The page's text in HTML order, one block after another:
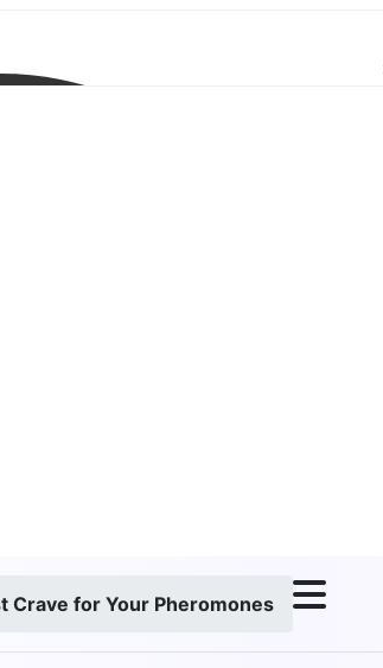
Crave for Your Pheromones